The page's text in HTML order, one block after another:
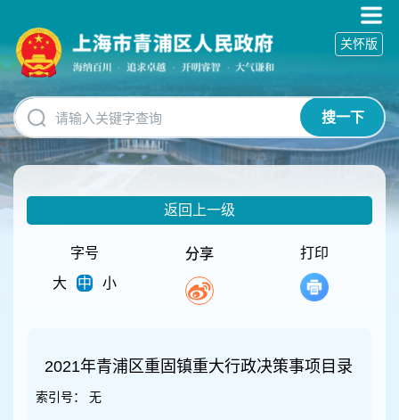
碍
操
明
跳
转
到
网
搜一下
关怀版
返回上一级
字号
大
中 小
分享 打印
2021年青浦区重固镇重大行政决策事项目录
索引号： 无